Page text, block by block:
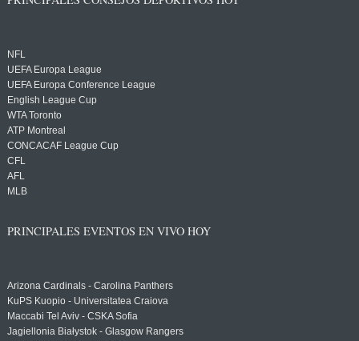
NFL
UEFA Europa League
UEFA Europa Conference League
English League Cup
WTA Toronto
ATP Montreal
CONCACAF League Cup
CFL
AFL
MLB
PRINCIPALES EVENTOS EN VIVO HOY
Arizona Cardinals - Carolina Panthers
KuPS Kuopio - Universitatea Craiova
Maccabi Tel Aviv - CSKA Sofia
Jagiellonia Białystok - Glasgow Rangers